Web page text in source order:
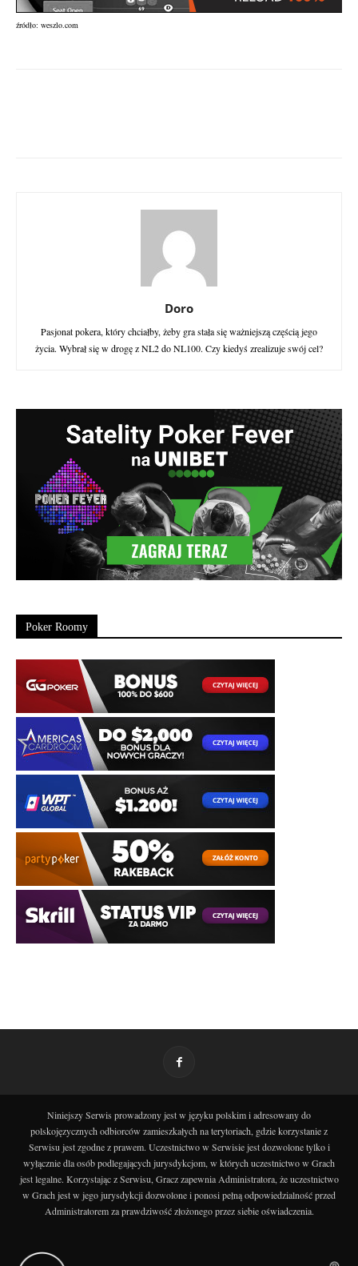
źródło: weszlo.com
Doro
Pasjonat pokera, który chciałby, żeby gra stała się ważniejszą częścią jego
życia. Wybrał się w drogę z NL2 do NL100. Czy kiedyś zrealizuje swój cel?
Poker Roomy
Niniejszy Serwis prowadzony jest w języku polskim i adresowany do
polskojęzycznych odbiorców zamieszkałych na terytoriach, gdzie korzystanie z
Serwisu jest zgodne z prawem. Uczestnictwo w Serwisie jest dozwolone tylko i
wyłącznie dla osób podlegających jurysdykcjom, w których uczestnictwo w Grach
jest legalne. Korzystając z Serwisu, Gracz zapewnia Administratora, że uczestnictwo
w Grach jest w jego jurysdykcji dozwolone i ponosi pełną odpowiedzialność przed
Administratorem za prawdziwość złożonego przez siebie oświadczenia.